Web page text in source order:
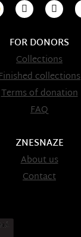
FOR DONORS
Collections
collections
Terms of donation
FAQ
ZNESNAZE
About us
Contact